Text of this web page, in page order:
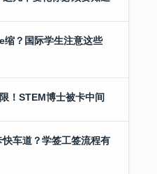
？国际学生注意这些
！STEM博士被卡中间
车道？学签工签流程有